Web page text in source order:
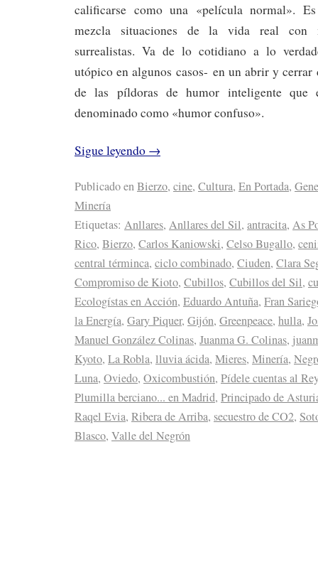
calificarse como una «película normal».
mezcla situaciones de la vida real con
surrealistas. Va de lo cotidiano a lo
utópico en algunos casos- en un abrir y cerrar
de las píldoras de humor inteligente
denominado como «humor confuso».
Sigue leyendo →
Publicado enBierzo, cine, Cultura, En Portada,
Minería
Etiquetas: Anllares, Anllares del Sil, antracita, As
Rico, Bierzo, Carlos Kaniowski, Celso Bugallo,
central términca, ciclo combinado, Ciuden, Clara
Compromiso de Kioto, Cubillos, Cubillos del Sil,
Ecologístas en Acción, Eduardo Antuña, Fran
la Energía, Gary Piquer, Gijón, Greenpeace, hulla,
Manuel González Colinas, Juanma G. Colinas,
Kyoto, La Robla, lluvia ácida, Mieres, Minería,
Luna, Oviedo, Oxicombustión, Pídele cuentas al Rey
Plumilla berciano... en Madrid, Principado de
Raqel Evia, Ribera de Arriba, secuestro de CO2,
Blasco, Valle del Negrón